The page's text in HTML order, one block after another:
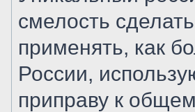
смелость
применять, как
России,
приправу к